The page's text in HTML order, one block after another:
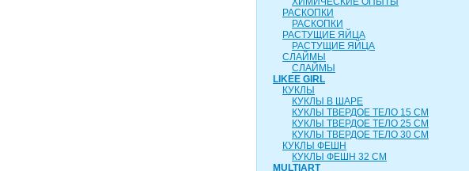
РАСКОПКИ
РАСКОПКИ
РАСТУЩИЕ ЯЙЦА
РАСТУЩИЕ ЯЙЦА
СЛАЙМЫ
СЛАЙМЫ
LIKEE GIRL
КУКЛЫ
КУКЛЫ В ШАРЕ
КУКЛЫ ТВЕРДОЕ ТЕЛО 15 СМ
КУКЛЫ ТВЕРДОЕ ТЕЛО 25 СМ
КУКЛЫ ТВЕРДОЕ ТЕЛО 30 СМ
КУКЛЫ ФЕШН
КУКЛЫ ФЕШН 32 СМ
MULTIART